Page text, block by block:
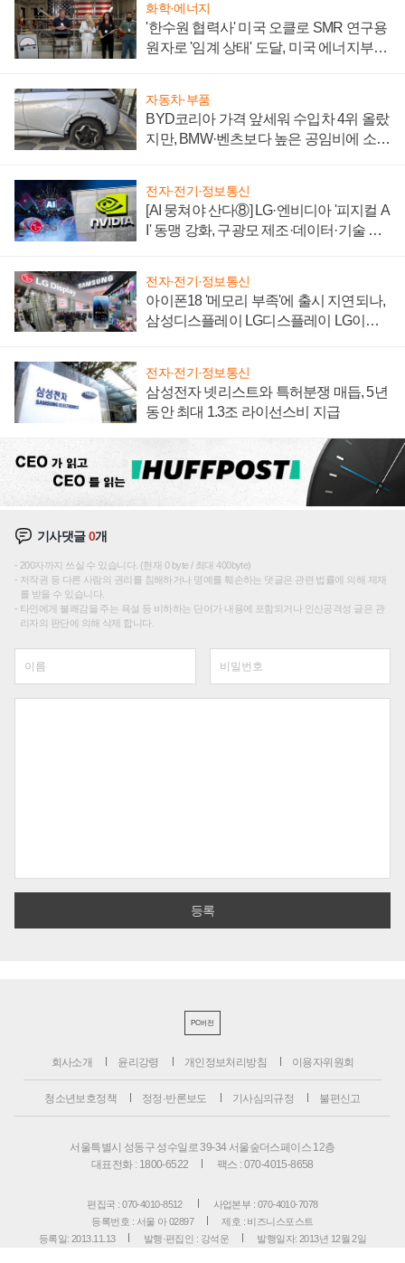
화학·에너지
'한수원 협력사' 미국 오클로 SMR 연구용
원자로 '임계 상태' 도달, 미국 에너지부
자동차·부품
BYD코리아 가격 앞세워 수입차 4위 올랐
지만, BMW·벤츠보다 높은 공임비에 소비
전자·전기·정보통신
[AI 뭉쳐야 산다⑧] LG·엔비디아 '피지컬 A
I' 동맹 강화, 구광모 제조·데이터·기술 결
전자·전기·정보통신
아이폰18 '메모리 부족'에 출시 지연되나,
삼성디스플레이 LG디스플레이 LG이노
전자·전기·정보통신
삼성전자 넷리스트와 특허분쟁 매듭, 5년
동안 최대 1.3조 라이선스비 지급
기사댓글0개
200자까지 쓰실 수 있습니다. (현재 0 byte / 최대 400byte)
저작권 등 다른 사람의 권리를 침해하거나 명예를 훼손하는 댓글은 관련 법률에 의해 제재
를 받을 수 있습니다.
타인에게 불쾌감을 주는 욕설 등 비하하는 단어가 내용에 포함되거나 인신공격성 글은 관
리자의 판단에 의해 삭제 합니다.
PC버전
회사소개 윤리강령 개인정보처리방침 이용자위원회
청소년보호정책 정정·반론보도 기사심의규정 불편신고
서울특별시 성동구 성수일로 39-34 서울숲더스페이스 12층
대표전화 : 1800-6522
팩스 : 070-4015-8658
편집국 : 070-4010-8512
사업본부 : 070-4010-7078
등록번호 : 서울 아 02897
제호 : 비즈니스포스트
등록일: 2013.11.13
발행·편집인 : 강석운
발행일자: 2013년 12월 2일